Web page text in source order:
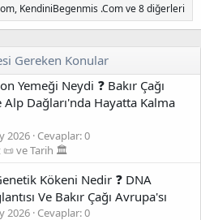
, KendiniBegenmis .Comve 8 diğerleri
Gereken Konular
Yemeği Neydi ❓ Bakır Çağı
Alp Dağları'nda Hayatta Kalma
2026 Cevaplar: 0
📜 ve Tarih 🏛️
Kökeni Nedir ❓ DNA
Ve Bakır Çağı Avrupa'sı
2026 Cevaplar: 0